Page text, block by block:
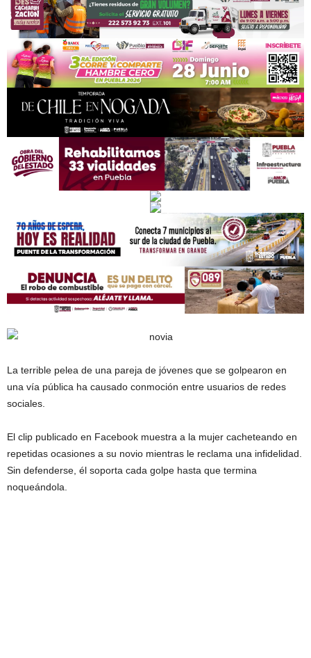
La terrible pelea de una pareja de jóvenes que se golpearon en
una vía pública ha causado conmoción entre usuarios de redes
sociales.
El clip publicado en Facebook muestra a la mujer cacheteando en
repetidas ocasiones a su novio mientras le reclama una infidelidad.
Sin defenderse, él soporta cada golpe hasta que termina
noqueándola.